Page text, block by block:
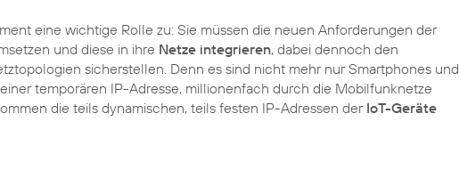
eine wichtige Rolle zu: Sie müssen die neuen Anforderungen der
und diese in ihre Netze integrieren, dabei dennoch den
sicherstellen. Denn es sind nicht mehr nur Smartphones und
temporären IP-Adresse, millionenfach durch die Mobilfunknetze
die teils dynamischen, teils festen IP-Adressen der IoT-Geräte